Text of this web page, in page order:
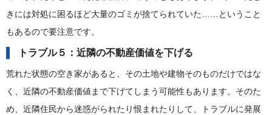
きには対処に困るほど大量のゴミが捨てられていた……ということ
もあるので要注意です。
トラブル５：近隣の不動産価値を下げる
荒れた状態の空き家があると、その土地や建物そのものだけではな
く、近隣の不動産価値まで下げてしまう可能性もあります。そのた
め、近隣住民から迷惑がられたり恨まれたりして、トラブルに発展